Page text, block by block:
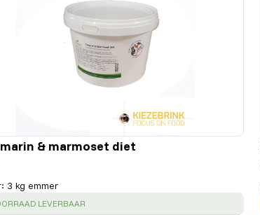
& marmoset diet
: 3 kg emmer
: LEVERBAAR